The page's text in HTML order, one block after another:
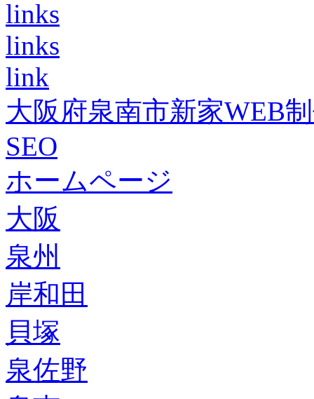
links
links
link
大阪府泉南市新家WEB
SEO
ホームページ
大阪
泉州
岸和田
貝塚
泉佐野